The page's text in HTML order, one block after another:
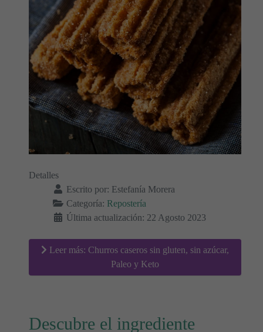
Detalles
Escrito por: Estefanía Morera
Categoría: Repostería
Última actualización: 22 Agosto 2023
Leer más: Churros caseros sin gluten, sin azúcar,
Paleo y Keto
Descubre el ingrediente